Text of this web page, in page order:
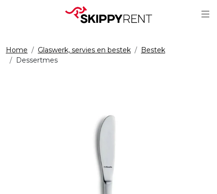
Home Glaswerk, servies en bestek
Bestek
Dessertmes